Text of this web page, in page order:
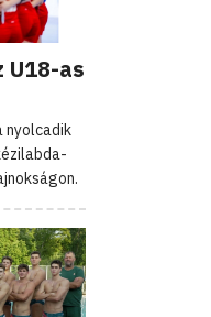
U18-as
nyolcadik